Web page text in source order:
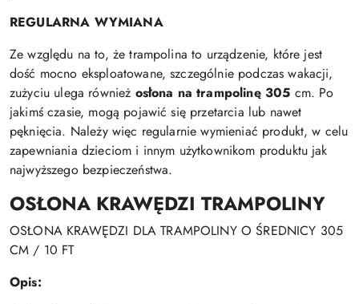
REGULARNA WYMIANA
Ze względu na to, że trampolina to urządzenie, które jest
dość mocno eksploatowane, szczególnie podczas wakacji,
zużyciu ulega również osłona na trampolinę 305 cm. Po
jakimś czasie, mogą pojawić się przetarcia lub nawet
pęknięcia. Należy więc regularnie wymieniać produkt, w celu
zapewniania dzieciom i innym użytkownikom produktu jak
najwyższego bezpieczeństwa.
OSŁONA KRAWĘDZI TRAMPOLINY
OSŁONA KRAWĘDZI DLA TRAMPOLINY O ŚREDNICY 305
CM / 10 FT
Opis: